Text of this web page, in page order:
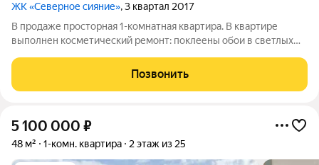
ЖК «Северное сияние», 3 квартал 2017
В продаже просторная 1-комнатная квартира. В квартире
выполнен косметический ремонт: поклеены обои в светлых
Частично останется мебель и бытовая техника: просторный
встроенный шкаф,кухонный
Позвонить
5 100 000 ₽
48 м² 1-комн. квартира 2 этаж из 25